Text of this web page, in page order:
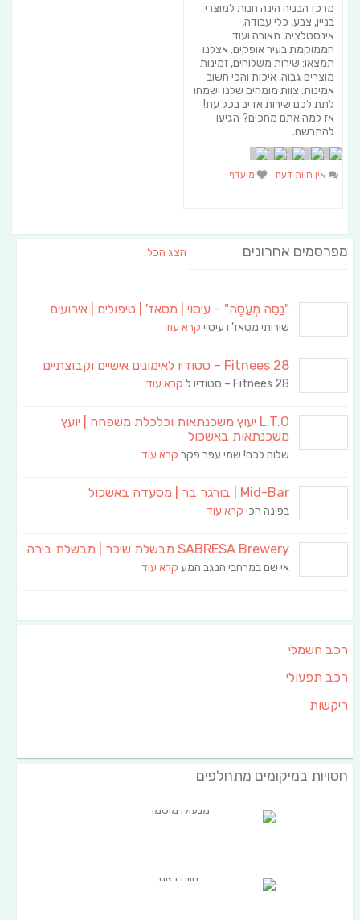
מרכז הבניה הינה חנות למוצרי
בניין, צבע, כלי עבודה,
אינסטלציה, תאורה ועוד
הממוקמת בעיר אופקים. אצלנו
תמצאו: שירות משלוחים, זמינות
מוצרים גבוה, איכות והכי חשוב
אמינות. צוות מומחים שלנו ישמחו
לתת לכם שירות אדיב בכל עת!
אז למה אתם מחכים? הגיעו
להתרשם.
אין חוות דעת מועדף
מפרסמים אחרונים הצג הכל
"נַסֵּה מְעַסֶּה" – עיסוי | מסאז' | טיפולים | אירועים
שירותי מסאז' ו עיסוי קרא עוד
Fitnees 28 – סטודיו לאימונים אישיים וקבוצתיים
Fitnees 28 – סטודיו ל קרא עוד
L.T.O יעוץ משכנתאות וכלכלת משפחה | יועץ
משכנתאות באשכול
שלום לכם! שמי עפר פקר קרא עוד
Mid-Bar | בורגר בר | מסעדה באשכול
בפינה הכי קרא עוד
SABRESA Brewery מבשלת שיכר | מבשלת בירה
אי שם במרחבי הנגב המע קרא עוד
רכב חשמלי
רכב תפעולי
ריקשות
חסויות במיקומים מתחלפים